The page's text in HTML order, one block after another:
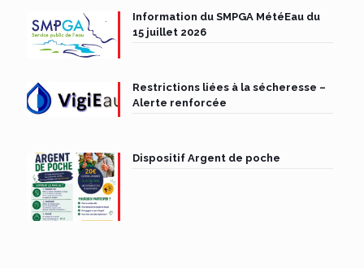
Information du SMPGA MétéEau du
15 juillet 2026
Restrictions liées à la sécheresse –
Alerte renforcée
Dispositif Argent de poche